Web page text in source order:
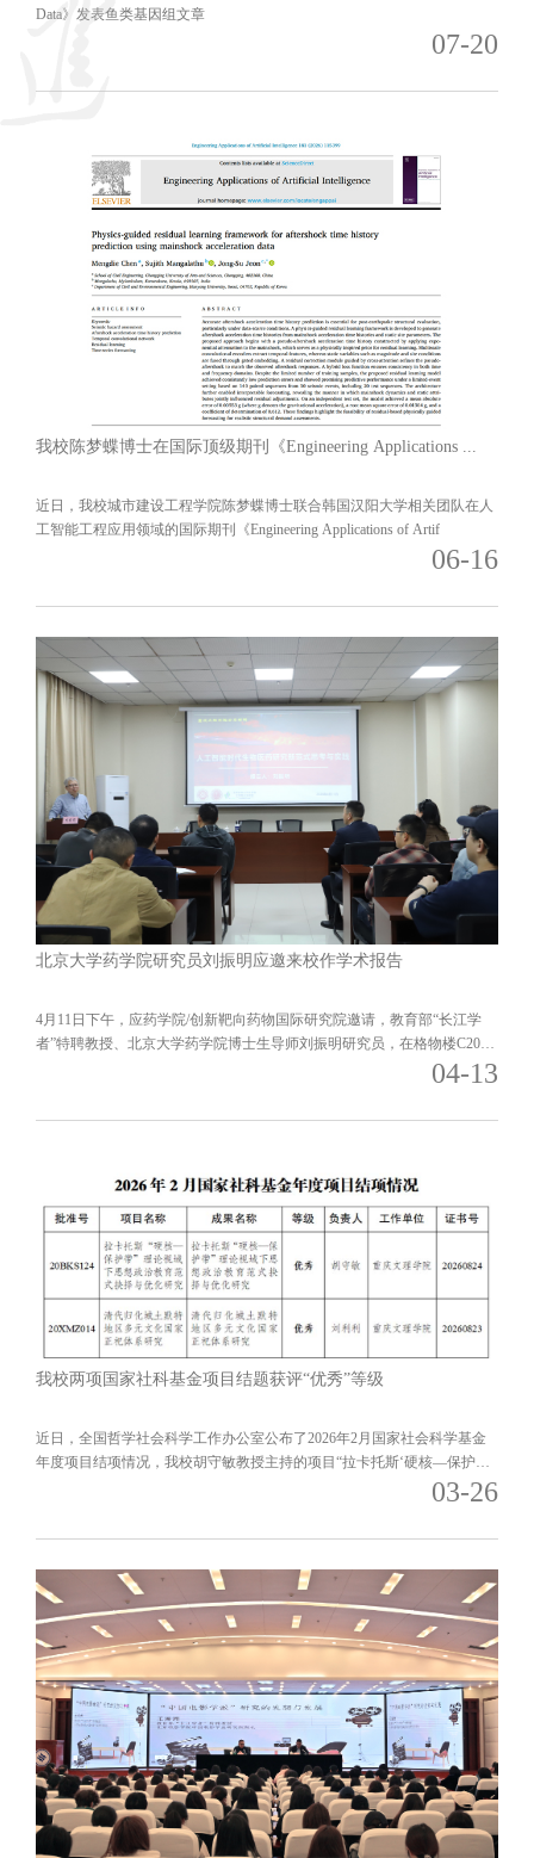
Data》发表鱼类基因组文章
07-20
我校陈梦蝶博士在国际顶级期刊《Engineering Applications ...
近日，我校城市建设工程学院陈梦蝶博士联合韩国汉阳大学相关团队在人
工智能工程应用领域的国际期刊《Engineering Applications of Artif
06-16
北京大学药学院研究员刘振明应邀来校作学术报告
4月11日下午，应药学院/创新靶向药物国际研究院邀请，教育部“长江学
者”特聘教授、北京大学药学院博士生导师刘振明研究员，在格物楼C201
04-13
我校两项国家社科基金项目结题获评“优秀”等级
近日，全国哲学社会科学工作办公室公布了2026年2月国家社会科学基金
年度项目结项情况，我校胡守敏教授主持的项目“拉卡托斯‘硬核—保护
03-26